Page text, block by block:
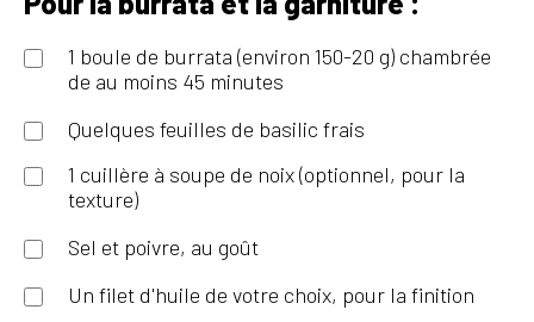
1 boule de burrata (environ 150-20 g) chambrée
de au moins 45 minutes
Quelques feuilles de basilic frais
1 cuillère à soupe de noix (optionnel, pour la
texture)
Sel et poivre, au goût
Un filet d'huile de votre choix, pour la finition